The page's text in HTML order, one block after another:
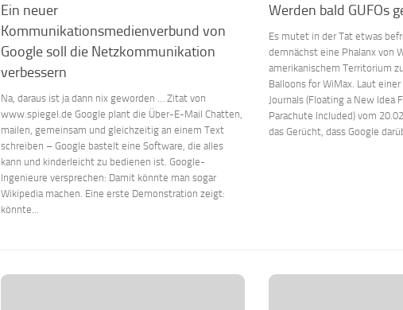
Ein neuer
Kommunikationsmedienverbund von
Google soll die Netzkommunikation
verbessern
Na, daraus ist ja dann nix geworden … Zitat von
www.spiegel.de Google plant die Über-E-Mail Chatten,
mailen, gemeinsam und gleichzeitig an einem Text
schreiben – Google bastelt eine Software, die alles
kann und kinderleicht zu bedienen ist. Google-
Ingenieure versprechen: Damit könnte man sogar
Wikipedia machen. Eine erste Demonstration zeigt:
könnte...
Werden bald GUFOs
Es mutet in der Tat etwas
demnächst eine Phalanx von
amerikanischem Territorium
Balloons for WiMax. Laut
Journals (Floating a New Idea
Parachute Included) vom
das Gerücht, dass Google